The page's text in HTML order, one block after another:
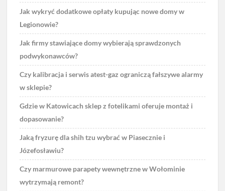
Jak wykryć dodatkowe opłaty kupując nowe domy w
Legionowie?
Jak firmy stawiające domy wybierają sprawdzonych
podwykonawców?
Czy kalibracja i serwis atest-gaz ograniczą fałszywe alarmy
w sklepie?
Gdzie w Katowicach sklep z fotelikami oferuje montaż i
dopasowanie?
Jaką fryzurę dla shih tzu wybrać w Piasecznie i
Józefosławiu?
Czy marmurowe parapety wewnętrzne w Wołominie
wytrzymają remont?